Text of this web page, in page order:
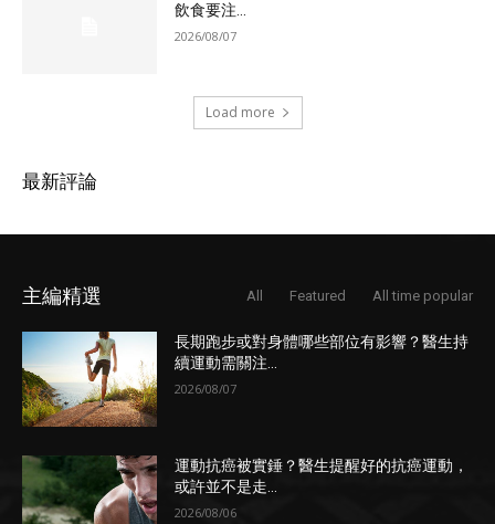
飲食要注...
2026/08/07
Load more
最新評論
主編精選 All Featured All time popular
長期跑步或對身體哪些部位有影響？醫生持
續運動需關注...
2026/08/07
運動抗癌被實錘？醫生提醒好的抗癌運動，
或許並不是走...
2026/08/06